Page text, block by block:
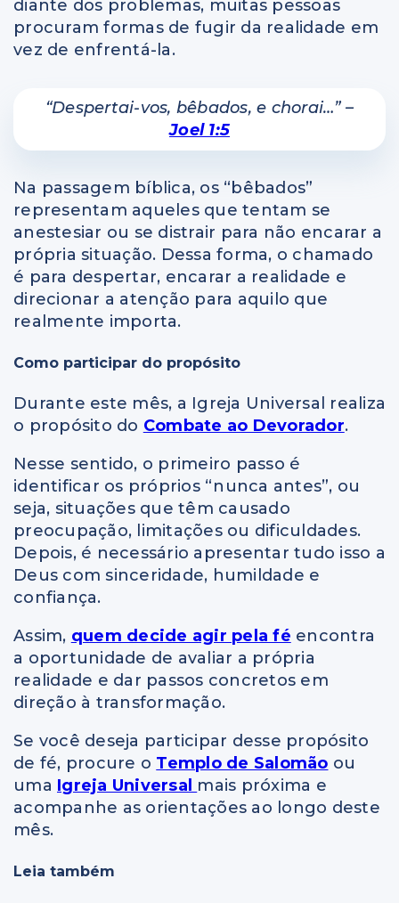
diante dos problemas, muitas pessoas
procuram formas de fugir da realidade em
vez de enfrentá-la.
“Despertai-vos, bêbados, e chorai…”–
Joel 1:5
Na passagem bíblica, os “bêbados”
representam aqueles que tentam se
anestesiar ou se distrair para não encarar a
própria situação. Dessa forma, o chamado
é para despertar, encarar a realidade e
direcionar a atenção para aquilo que
realmente importa.
Como participar do propósito
Durante este mês, a Igreja Universal realiza
o propósito do Combate ao Devorador.
Nesse sentido, o primeiro passo é
identificar os próprios “nunca antes”, ou
seja, situações que têm causado
preocupação, limitações ou dificuldades.
Depois, é necessário apresentar tudo isso a
Deus com sinceridade, humildade e
confiança.
Assim, quem decide agir pela fé encontra
a oportunidade de avaliar a própria
realidade e dar passos concretos em
direção à transformação.
Se você deseja participar desse propósito
de fé, procure o Templo de Salomão ou
uma Igreja Universal mais próxima e
acompanhe as orientações ao longo deste
mês.
Leia também